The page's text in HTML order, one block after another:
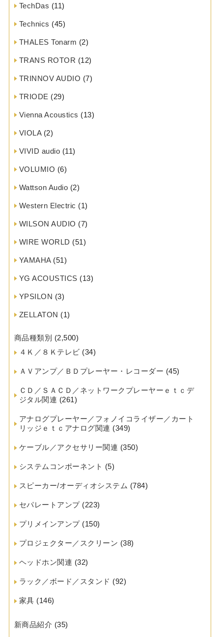
TechDas (11)
Technics (45)
THALES Tonarm (2)
TRANS ROTOR (12)
TRINNOV AUDIO (7)
TRIODE (29)
Vienna Acoustics (13)
VIOLA(2)
VIVID audio (11)
VOLUMIO (6)
Wattson Audio (2)
Western Electric (1)
WILSON AUDIO (7)
WIRE WORLD (51)
YAMAHA(51)
YG ACOUSTICS (13)
YPSILON (3)
ZELLATON (1)
商品種類別 (2,500)
４Ｋ／８Ｋテレビ (34)
ＡＶアンプ／ＢＤプレーヤー・レコーダー (45)
ＣＤ／ＳＡＣＤ／ネットワークプレーヤーｅｔｃデ
ジタル関連 (261)
アナログプレーヤー／フォノイコライザー／カート
リッジｅｔｃアナログ関連 (349)
ケーブル／アクセサリー関連 (350)
システムコンポーネント (5)
スピーカー/オーディオシステム (784)
セパレートアンプ(223)
プリメインアンプ(150)
プロジェクター／スクリーン (38)
ヘッドホン関連 (32)
ラック／ボード／スタンド (92)
家具 (146)
新商品紹介 (35)